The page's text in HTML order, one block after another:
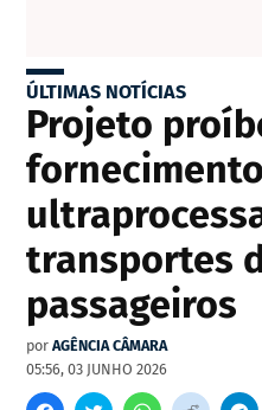
ÚLTIMAS NOTÍCIAS
Projeto
transportes
passageiros
por AGÊNCIA CÂMARA
05:56, 03 JUNHO 2026